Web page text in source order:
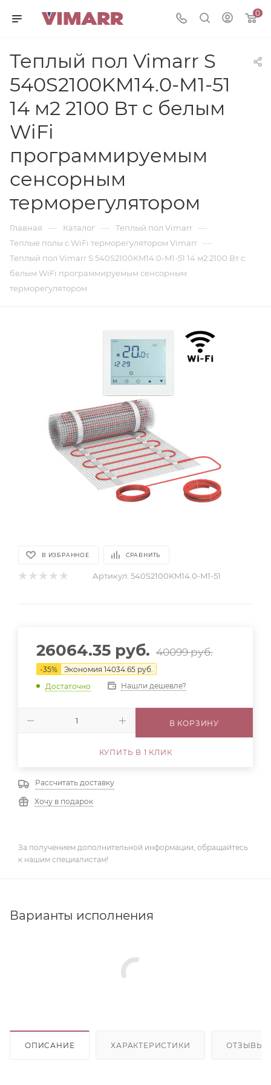
0
Теплый пол Vimarr S
540S2100KM14.0-M1-51
14 м2 2100 Вт с белым
WiFi
программируемым
сенсорным
терморегулятором
Главная — Каталог — Теплый пол Vimarr —
Теплые полы с WiFi терморегулятором Vimarr —
Теплый пол Vimarr S 540S2100KM14.0-M1-51 14 м2 2100 Вт с
белым WiFi программируемым сенсорным
терморегулятором
В ИЗБРАННОЕ СРАВНИТЬ
Артикул: 540S2100KM14.0-M1-51
26064.35 руб. 40099руб.
-35% Экономия 14034.65 руб.
Достаточно
Нашли дешевле?
В КОРЗИНУ
КУПИТЬ В 1 КЛИК
Рассчитать доставку
Хочу в подарок
За получением дополнительной информации, обращайтесь
к нашим специалистам!
Варианты исполнения
ОПИСАНИЕ ХАРАКТЕРИСТИКИ ОТЗЫВЫ